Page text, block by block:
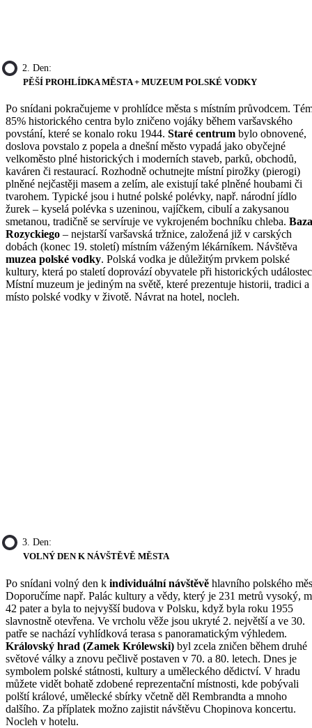
2. Den:
PĚŠÍ PROHLÍDKA MĚSTA + MUZEUM POLSKÉ VODKY
Po snídani pokračujeme v prohlídce města s místním průvodcem.
85% historického centra bylo zničeno vojáky během varšavského
povstání, které se konalo roku 1944. Staré centrum bylo obnovené,
doslova povstalo z popela a dnešní město vypadá jako obyčejné
velkoměsto plné historických i moderních staveb, parků, obchodů,
kaváren či restaurací. Rozhodně ochutnejte místní pirožky (pierogi)
plněné nejčastěji masem a zelím, ale existují také plněné houbami či
tvarohem. Typické jsou i hutné polské polévky, např. národní jídlo
žurek – kyselá polévka s uzeninou, vajíčkem, cibulí a zakysanou
smetanou, tradičně se servíruje ve vykrojeném bochníku chleba.
Rozyckiego – nejstarší varšavská tržnice, založená již v carských
dobách (konec 19. století) místním váženým lékárníkem. Návštěva
muzea polské vodky. Polská vodka je důležitým prvkem polské
kultury, která po staletí doprovází obyvatele při historických
Místní muzeum je jediným na světě, které prezentuje historii, tradici a
místo polské vodky v životě. Návrat na hotel, nocleh.
3. Den:
VOLNÝ DEN K NÁVŠTĚVĚ MĚSTA
Po snídani volný den k individuální návštěvě hlavního polského
Doporučíme např. Palác kultury a vědy, který je 231 metrů vysoký,
42 pater a byla to nejvyšší budova v Polsku, když byla roku 1955
slavnostně otevřena. Ve vrcholu věže jsou ukryté 2. největší a ve 30.
patře se nachází vyhlídková terasa s panoramatickým výhledem.
Královský hrad (Zamek Królewski) byl zcela zničen během druhé
světové války a znovu pečlivě postaven v 70. a 80. letech. Dnes je
symbolem polské státnosti, kultury a uměleckého dědictví. V hradu
můžete vidět bohatě zdobené reprezentační místnosti, kde pobývali
polští králové, umělecké sbírky včetně děl Rembrandta a mnoho
dalšího. Za příplatek možno zajistit návštěvu Chopinova koncertu.
Nocleh v hotelu.